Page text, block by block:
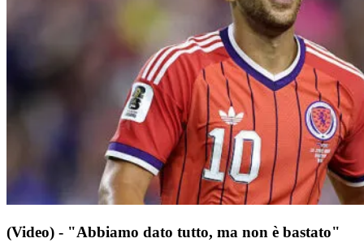
(Video) - "Abbiamo dato tutto, ma non è bastato"